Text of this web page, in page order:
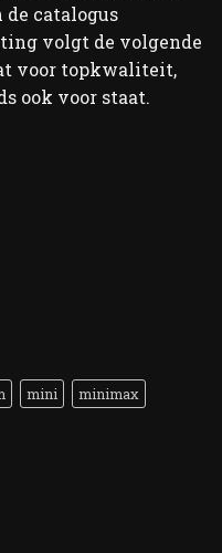
de catalogus
volgt de volgende
voor topkwaliteit,
ook voor staat.
mini
minimax